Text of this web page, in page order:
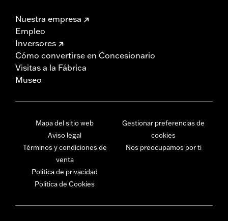
Nuestra empresa
Empleo
Inversores
Cómo convertirse en Concesionario
Visitas a la Fábrica
Museo
Mapa del sitio web
Aviso legal
Términos y condiciones de
venta
Política de privacidad
Política de Cookies
Gestionar preferencias de
cookies
Nos preocupamos por ti